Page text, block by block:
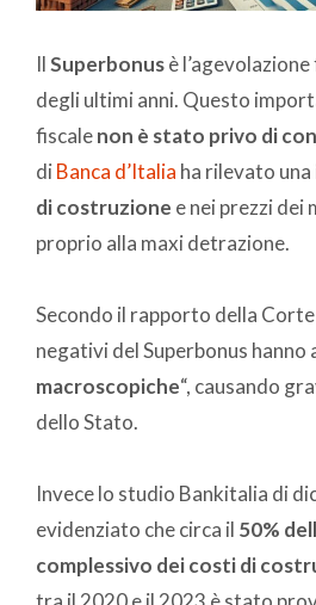
IlSuperbonusè
degli ultimi anni. Questo
fiscalenon è stato privo di
di Banca d’Italia ha rilevato una
di costruzione e nei prezzi
proprio alla maxi detrazione.
Secondo il rapporto della
negativi del Superbonus hanno
macroscopiche“, causando
dello Stato.
Invece lo studio Bankitalia di
evidenziato che circa il 50%
complessivo dei costi di